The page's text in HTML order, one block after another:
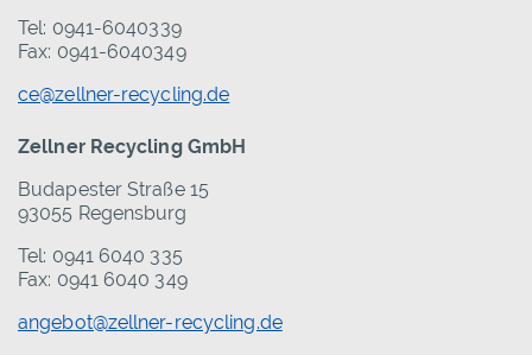
Tel: 0941-6040339
Fax: 0941-6040349
ce@zellner-recycling.de
Zellner Recycling GmbH
Budapester Straße 15
93055 Regensburg
Tel: 0941 6040 335
Fax: 0941 6040 349
angebot@zellner-recycling.de